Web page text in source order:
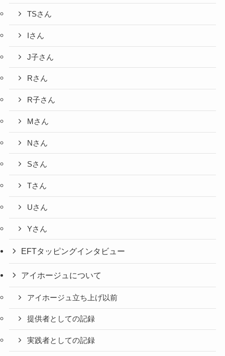
TSさん
Iさん
J子さん
Rさん
R子さん
Mさん
Nさん
Sさん
Tさん
Uさん
Yさん
EFTタッピングインタビュー
アイホージュについて
アイホージュ立ち上げ以前
提供者としての記録
実践者としての記録